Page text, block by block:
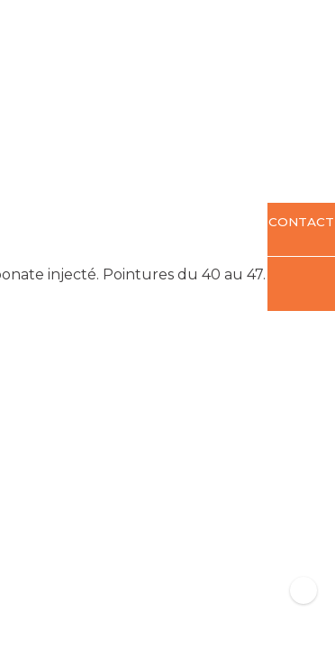
injecté. Pointures du 40 au 47.
CONTACT